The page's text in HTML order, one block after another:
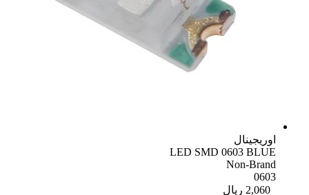
اوریجینال
LED SMD 0603 BLUE
Non-Brand
0603
2,060 ریال